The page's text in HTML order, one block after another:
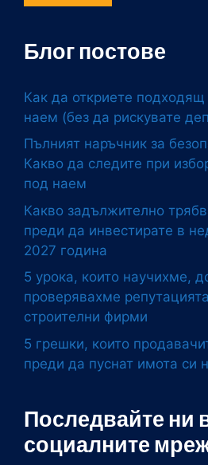
Блог постове
Как да откриете
наем (без да рискувате
Пълният наръчник за
Какво да следите при
под наем
Какво задължително
преди да инвестирате в
2027 година
5 урока, които научихме,
проверявахме
строителни фирми
5 грешки, които
преди да пуснат имота си
Последвайте ни
социалните